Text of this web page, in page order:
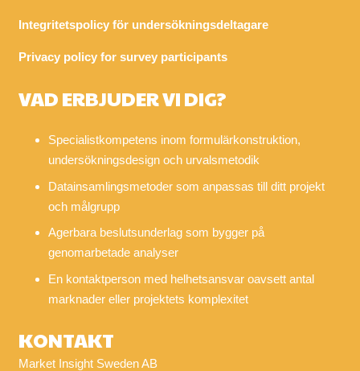
Integritetspolicy för undersökningsdeltagare
Privacy policy for survey participants
VAD ERBJUDER VI DIG?
Specialistkompetens inom formulärkonstruktion,
undersökningsdesign och urvalsmetodik
Datainsamlingsmetoder som anpassas till ditt projekt
och målgrupp
Agerbara beslutsunderlag som bygger på
genomarbetade analyser
En kontaktperson med helhetsansvar oavsett antal
marknader eller projektets komplexitet
KONTAKT
Market Insight Sweden AB